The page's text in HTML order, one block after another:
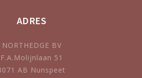
ADRES
NORTHEDGE BV
F.A.Molijnlaan 51
AB Nunspeet